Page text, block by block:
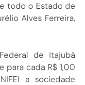
todo o Estado de
Alves Ferreira,
de Itajubá
para cada R$ 1,00
a sociedade